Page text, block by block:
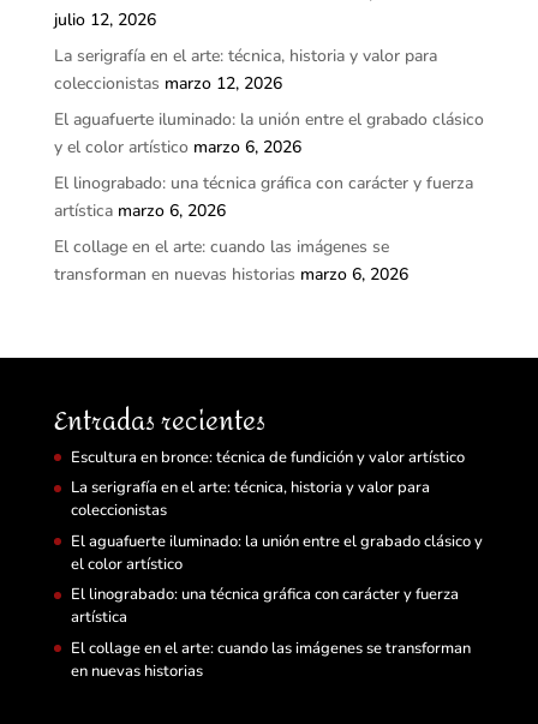
julio 12, 2026
La serigrafía en el arte: técnica, historia y valor para
coleccionistas marzo 12, 2026
El aguafuerte iluminado: la unión entre el grabado clásico
y el color artístico marzo 6, 2026
El linograbado: una técnica gráfica con carácter y fuerza
artística marzo 6, 2026
El collage en el arte: cuando las imágenes se
transforman en nuevas historias marzo 6, 2026
Entradas recientes
Escultura en bronce: técnica de fundición y valor artístico
La serigrafía en el arte: técnica, historia y valor para
coleccionistas
El aguafuerte iluminado: la unión entre el grabado clásico y
el color artístico
El linograbado: una técnica gráfica con carácter y fuerza
artística
El collage en el arte: cuando las imágenes se transforman
en nuevas historias